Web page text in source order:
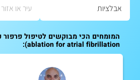
ablation for atrial fibrillation):